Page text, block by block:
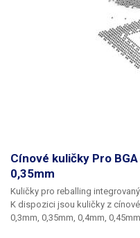
Cínové kuličky Pro
0,35mm
Kuličky pro reballing
K dispozici jsou kuličky z
0,3mm, 0,35mm, 0,4mm,